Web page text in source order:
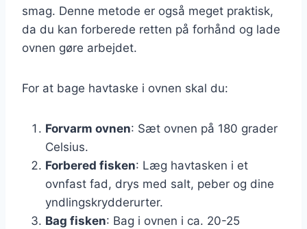
smag. Denne metode er også meget praktisk,
da du kan forberede retten på forhånd og lade
ovnen gøre arbejdet.
For at bage havtaske i ovnen skal du:
Forvarm ovnen: Sæt ovnen på 180 grader
Celsius.
Forbered fisken: Læg havtasken i et
ovnfast fad, drys med salt, peber og dine
yndlingskrydderurter.
Bag fisken: Bag i ovnen i ca. 20-25